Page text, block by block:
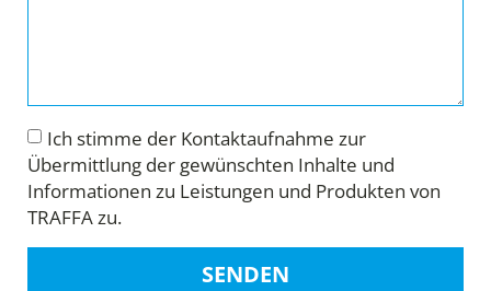
Ich stimme der Kontaktaufnahme zur
Übermittlung der gewünschten Inhalte und
Informationen zu Leistungen und Produkten von
TRAFFA zu.
SENDEN